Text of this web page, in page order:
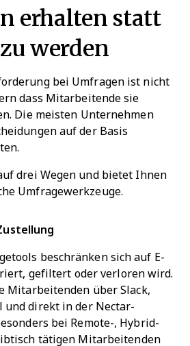
erhalten statt
werden
bei Umfragen ist nicht
dass Mitarbeitende sie
Die meisten Unternehmen
auf der Basis
drei Wegen und bietet Ihnen
Umfragewerkzeuge.
beschränken sich auf E-
gefiltert oder verloren wird.
Mitarbeitenden über Slack,
und direkt in der Nectar-
bei Remote-, Hybrid-
tätigen Mitarbeitenden